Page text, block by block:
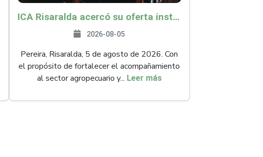
ICA Risaralda acercó su oferta institucional a productores y emprendedores en Expocamello
2026-08-05
Pereira, Risaralda, 5 de agosto de 2026. Con
el propósito de fortalecer el acompañamiento
al sector agropecuario y... Leer más